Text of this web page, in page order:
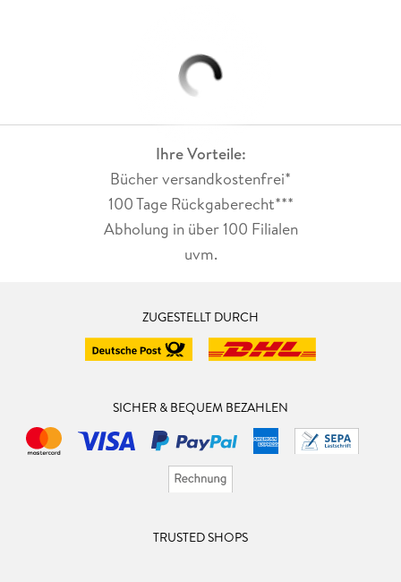
Ihre Vorteile:
Bücher versandkostenfrei*
100 Tage Rückgaberecht***
Abholung in über 100 Filialen
uvm.
ZUGESTELLT DURCH
SICHER & BEQUEM BEZAHLEN
TRUSTED SHOPS